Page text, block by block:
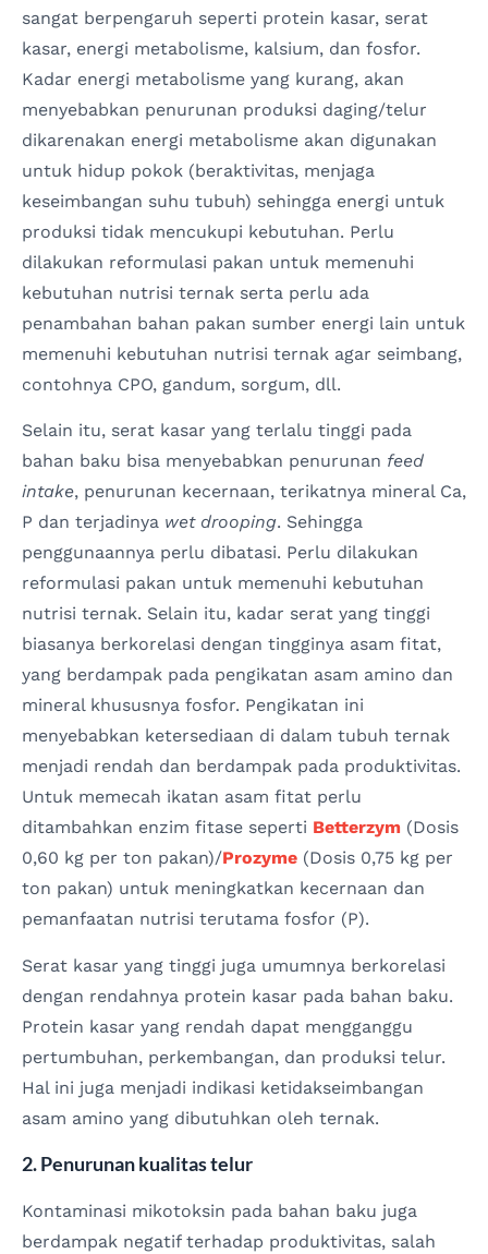
sangat berpengaruh seperti protein kasar, serat
kasar, energi metabolisme, kalsium, dan fosfor.
Kadar energi metabolisme yang kurang, akan
menyebabkan penurunan produksi daging/telur
dikarenakan energi metabolisme akan digunakan
untuk hidup pokok (beraktivitas, menjaga
keseimbangan suhu tubuh) sehingga energi untuk
produksi tidak mencukupi kebutuhan. Perlu
dilakukan reformulasi pakan untuk memenuhi
kebutuhan nutrisi ternak serta perlu ada
penambahan bahan pakan sumber energi lain untuk
memenuhi kebutuhan nutrisi ternak agar seimbang,
contohnya CPO, gandum, sorgum, dll.
Selain itu, serat kasar yang terlalu tinggi pada
bahan baku bisa menyebabkan penurunan feed
intake, penurunan kecernaan, terikatnya mineral Ca,
P dan terjadinya wet drooping. Sehingga
penggunaannya perlu dibatasi. Perlu dilakukan
reformulasi pakan untuk memenuhi kebutuhan
nutrisi ternak. Selain itu, kadar serat yang tinggi
biasanya berkorelasi dengan tingginya asam fitat,
yang berdampak pada pengikatan asam amino dan
mineral khususnya fosfor. Pengikatan ini
menyebabkan ketersediaan di dalam tubuh ternak
menjadi rendah dan berdampak pada produktivitas.
Untuk memecah ikatan asam fitat perlu
ditambahkan enzim fitase seperti Betterzym (Dosis
0,60 kg per ton pakan)/Prozyme (Dosis 0,75 kg per
ton pakan) untuk meningkatkan kecernaan dan
pemanfaatan nutrisi terutama fosfor (P).
Serat kasar yang tinggi juga umumnya berkorelasi
dengan rendahnya protein kasar pada bahan baku.
Protein kasar yang rendah dapat mengganggu
pertumbuhan, perkembangan, dan produksi telur.
Hal ini juga menjadi indikasi ketidakseimbangan
asam amino yang dibutuhkan oleh ternak.
2. Penurunan kualitas telur
Kontaminasi mikotoksin pada bahan baku juga
berdampak negatif terhadap produktivitas, salah